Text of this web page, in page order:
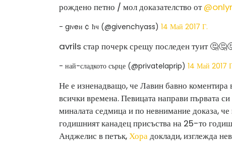
рождено петно ​​/ мол доказателство от
- gıνeи ¢ ħч (@givenchyass) 14 Май 2017 Г.
avrils стар почерк срещу последен туит
- най-сладкото сърце (@privatelaprip) 14 Май 2017
Не е изненадващо, че Лавин бавно коментира
всички времена. Певицата направи първата
миналата седмица и по невнимание доказа,
годишният канадец присъства на 25-то
Анджелис в петък,Хорадоклади, изглежда